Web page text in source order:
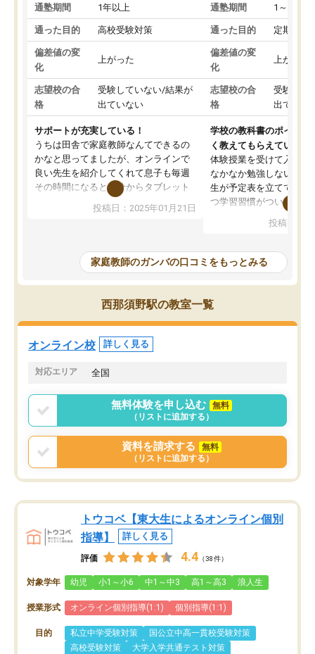
通塾期間 1年以上
通った目的 高校受験対策
偏差値の変
化
上がった
志望校の合
格
受験していない/結果が
出ていない
サポートが充実している！
うちは田舎で家庭教師なんてできるの
かなと思ってましたが、オンラインで
良い先生を紹介してくれて息子も毎週
その時間になると自分からタブレット
を開いてzoomを繋げるようになりまし
た！5科目なんでもOKなのもとても気
めて1年ほどだった今では平均点以上の
科目が増えてきました！あと1年受験ま
であるので無料の週末教室を使用しな
がら頑張って欲しいと思います！
投稿日：2025年01月21日
通塾期間 1～3ヵ月
通った目的 定期テス
偏差値の変
化
上がった
志望校の合
格
受験して
出ていな
学校の教科書のポイント
く教えてもらえている
体験授業を受けて入塾し
なかなか勉強しない息子
生が予定表を立ててくれ
つ学習習慣がついてきま
指導が無い日も予定表
問できるのでとても助か
投稿日：
家庭教師のガンバの口コミをもっとみる
西那須野駅の教室一覧
オンライン校 詳しく見る
対応エリア 全国
無料体験を申し込む
無料
（リストに追加する）
資料を請求する
無料
（リストに追加する）
トウコベ【東大生によるオンライン個別
指導】
詳しく見る
評価 4.4 （38件）
対象学年 幼児 小1～小6 中1～中3 高1～高3 浪人生
授業形式 オンライン個別指導(1:1) 個別指導(1:1)
目的 私立中学受験対策
国公立中高一貫校受験対策
高校受験対策
大学入学共通テスト対策